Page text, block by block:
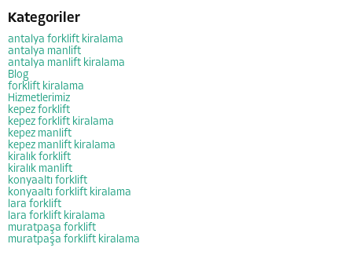
Kategoriler
antalya forklift kiralama
antalya manlift
antalya manlift kiralama
Blog
forklift kiralama
Hizmetlerimiz
kepez forklift
kepez forklift kiralama
kepez manlift
kepez manlift kiralama
kiralık forklift
kiralık manlift
konyaaltı forklift
konyaaltı forklift kiralama
lara forklift
lara forklift kiralama
muratpaşa forklift
muratpaşa forklift kiralama